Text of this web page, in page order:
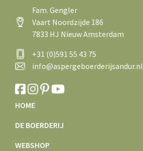
Fam. Gengler
Vaart Noordzijde 186
7833 HJ Nieuw Amsterdam
+31 (0)591 55 43 75
info@aspergeboerderijsandur.nl
HOME
DE BOERDERIJ
WEBSHOP